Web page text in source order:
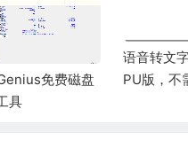
免费磁盘
具
语音转文
PU版，不